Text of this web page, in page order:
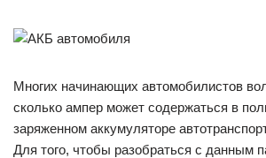
Многих начинающих автомобилистов
сколько ампер может содержаться в
заряженном аккумуляторе
Для того, чтобы разобраться с данным